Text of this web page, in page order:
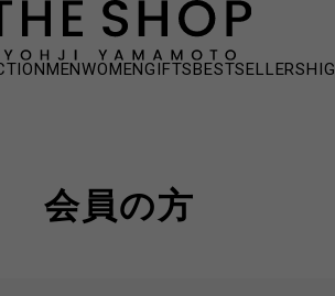
MENWOMENGIFTSBESTSELLERS
会員の方